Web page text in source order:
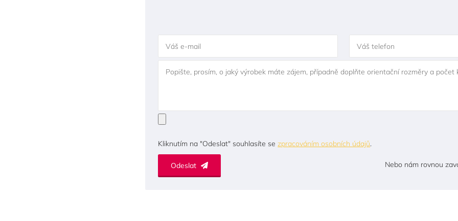
Váš e-mail Váš telefon
Popište, prosím, o jaký výrobek máte zájem, případně doplňte orientační rozměry a počet
Kliknutím na "Odeslat" souhlasíte sezpracováním osobních údajů.
Nebo nám rovnou
Odeslat